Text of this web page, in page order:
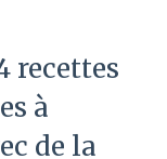
recettes
à
de la